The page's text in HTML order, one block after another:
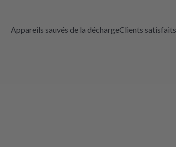
Appareils sauvés de la déchargeClients satisfaits